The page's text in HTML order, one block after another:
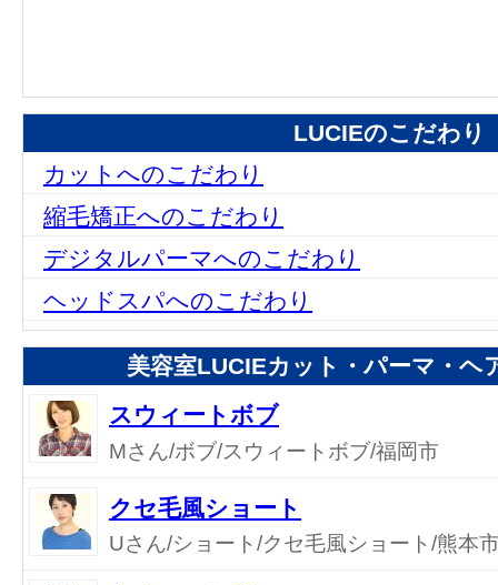
LUCIEのこだわり
カットへのこだわり
縮毛矯正へのこだわり
デジタルパーマへのこだわり
ヘッドスパへのこだわり
美容室LUCIEカット・パーマ・ヘ
スウィートボブ
Mさん/ボブ/スウィートボブ/福岡市
クセ毛風ショート
Uさん/ショート/クセ毛風ショート/熊本